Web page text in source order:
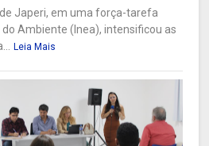
Japeri, em uma força-tarefa
Ambiente (Inea), intensificou as
Leia Mais